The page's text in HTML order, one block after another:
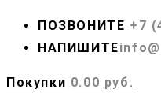
ПОЗВОНИТЕ +7
НАПИШИТЕ
Покупки 0.00 руб.